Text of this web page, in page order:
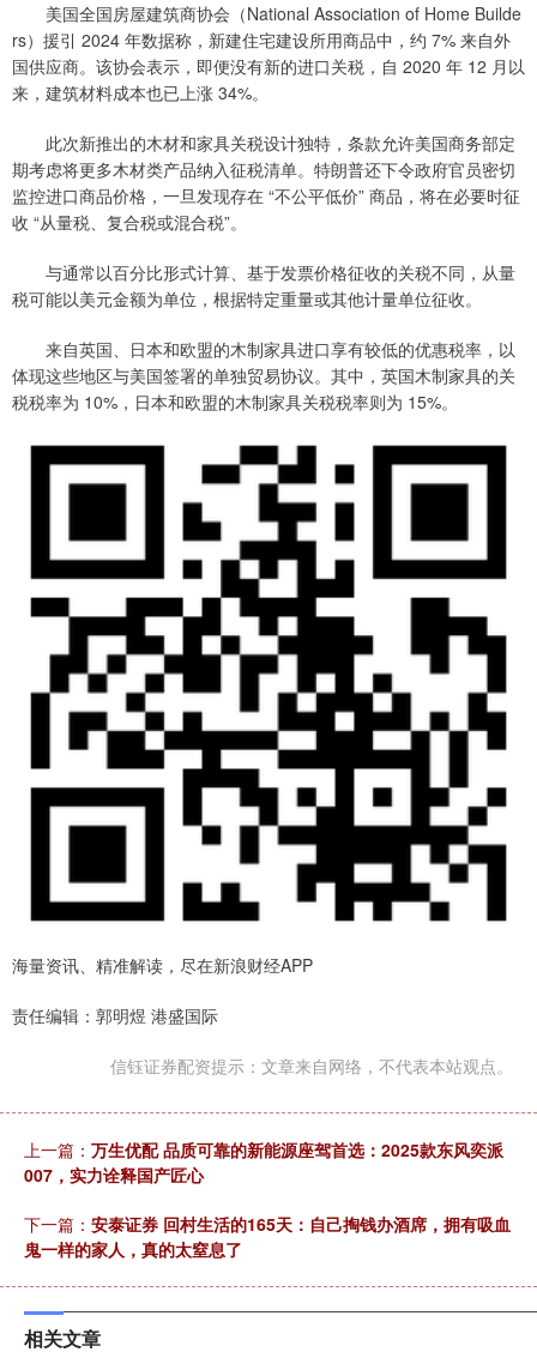
美国全国房屋建筑商协会（National Association of Home Builde
rs）援引 2024 年数据称，新建住宅建设所用商品中，约 7% 来自外
国供应商。该协会表示，即便没有新的进口关税，自 2020 年 12 月以
来，建筑材料成本也已上涨 34%。
此次新推出的木材和家具关税设计独特，条款允许美国商务部定
期考虑将更多木材类产品纳入征税清单。特朗普还下令政府官员密切
监控进口商品价格，一旦发现存在 “不公平低价” 商品，将在必要时征
收 “从量税、复合税或混合税”。
与通常以百分比形式计算、基于发票价格征收的关税不同，从量
税可能以美元金额为单位，根据特定重量或其他计量单位征收。
来自英国、日本和欧盟的木制家具进口享有较低的优惠税率，以
体现这些地区与美国签署的单独贸易协议。其中，英国木制家具的关
税税率为 10%，日本和欧盟的木制家具关税税率则为 15%。
海量资讯、精准解读，尽在新浪财经APP
责任编辑：郭明煜 港盛国际
信钰证券配资提示：文章来自网络，不代表本站观点。
上一篇： 万生优配 品质可靠的新能源座驾首选：2025款东风奕派
007，实力诠释国产匠心
下一篇： 安泰证券 回村生活的165天：自己掏钱办酒席，拥有吸血
鬼一样的家人，真的太窒息了
相关文章